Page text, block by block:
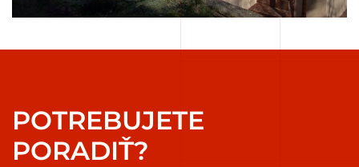
POTREBUJETE
PORADIŤ?